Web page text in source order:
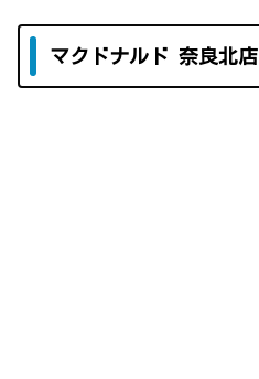
マクドナルド 奈良北店